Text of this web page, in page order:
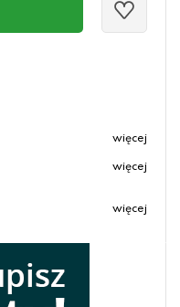
więcej
więcej
więcej